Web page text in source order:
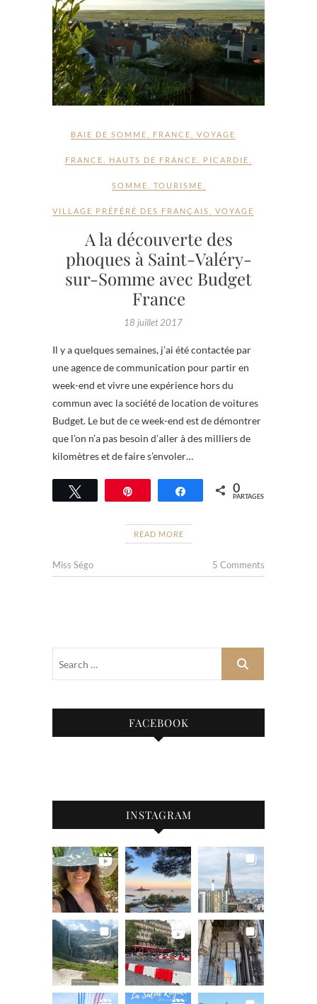
BAIE DE SOMME FRANCE VOYAGE
FRANCE HAUTS DE FRANCE PICARDIE
SOMME TOURISME
VILLAGE PRÉFÉRÉ DES FRANÇAIS VOYAGE
A la découverte des
phoques à Saint-Valéry-
sur-Somme avec Budget
France
18 juillet 2017
Il y a quelques semaines, j’ai été contactée par
une agence de communication pour partir en
week-end et vivre une expérience hors du
commun avec la société de location de voitures
Budget. Le but de ce week-end est de démontrer
que l’on n’a pas besoin d’aller à des milliers de
kilomètres et de faire s’envoler…
Tweetez Partagez0
PARTAGES
READ MORE
Miss Ségo 5 Comments
FACEBOOK
INSTAGRAM